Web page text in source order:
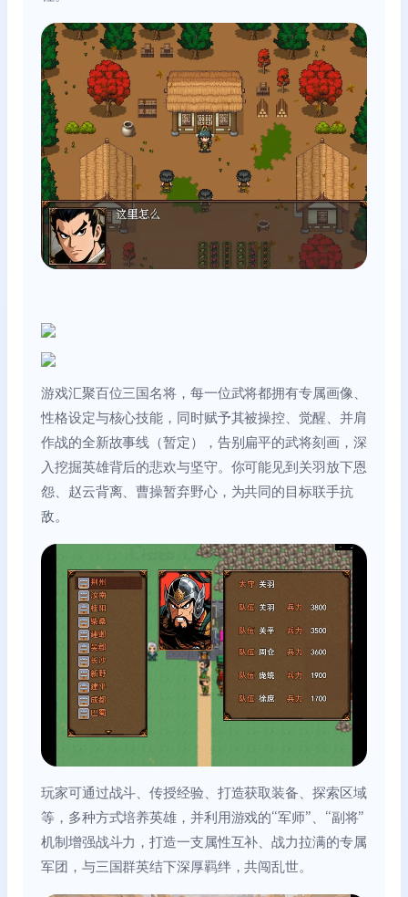
游戏汇聚百位三国名将，每一位武将都拥有专属画像、
性格设定与核心技能，同时赋予其被操控、觉醒、并肩
作战的全新故事线（暂定），告别扁平的武将刻画，深
入挖掘英雄背后的悲欢与坚守。你可能见到关羽放下恩
怨、赵云背离、曹操暂弃野心，为共同的目标联手抗
敌。
玩家可通过战斗、传授经验、打造获取装备、探索区域
等，多种方式培养英雄，并利用游戏的“军师”、“副将”
机制增强战斗力，打造一支属性互补、战力拉满的专属
军团，与三国群英结下深厚羁绊，共闯乱世。